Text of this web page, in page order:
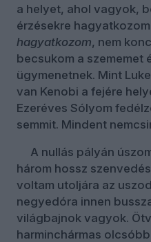
a helyet, ahol vagyok,
érzésekre
hagyatkozom, nem
becsukom a szememet
ügymenetnek. Mint
van Kenobi a fejére
Ezeréves Sólyom
semmit. Mindent
A nullás pályán
három hossz
voltam utoljára az
negyedóra innen
világbajnok vagyok.
harminchármas